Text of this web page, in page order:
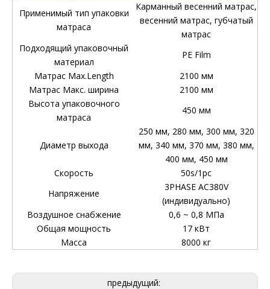
Применимый тип упаковки
матраса
Карманный весенний матрас,
весенний матрас, губчатый
матрас
Подходящий упаковочный
материал
PE Film
Матрас Max.Length
2100 мм
Матрас Макс. ширина
2100 мм
Высота упаковочного
матраса
450 мм
Диаметр выхода
250 мм, 280 мм, 300 мм, 320
мм, 340 мм, 370 мм, 380 мм,
400 мм, 450 мм
Скорость
50s/1pc
Напряжение
3PHASE AC380V
(индивидуально)
Воздушное снабжение
0,6 ~ 0,8 МПа
Общая мощность
17 кВт
Масса
8000 кг
предыдущий: